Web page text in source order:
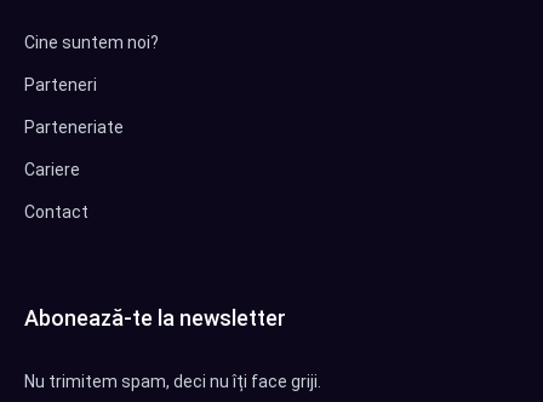
Cine suntem noi?
Parteneri
Parteneriate
Cariere
Contact
Abonează-te la newsletter
Nu trimitem spam, deci nu îți face griji.